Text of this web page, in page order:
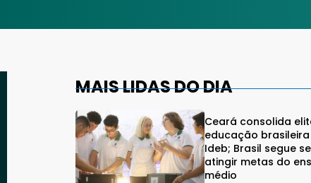
MAIS LIDAS DO DIA
Ceará consolida
educação
Ideb; Brasil segue
atingir metas do
médio